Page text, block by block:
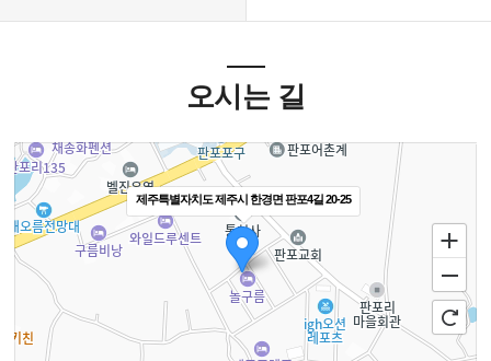
오시는 길
제주특별자치도 제주시 한경면 판포4길 20-25